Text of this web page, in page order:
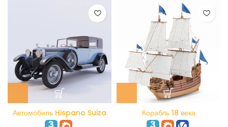
Автомобиль Hispano Suiza Корабль 18 века